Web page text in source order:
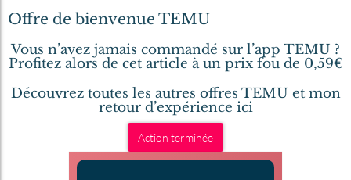
Offre de bienvenue TEMU
Vous n’avez jamais commandé sur l’app TEMU ?
Profitez alors de cet article à un prix fou de 0,59€
Découvrez toutes les autres offres TEMU et mon
retour d’expérience ici
Action terminée